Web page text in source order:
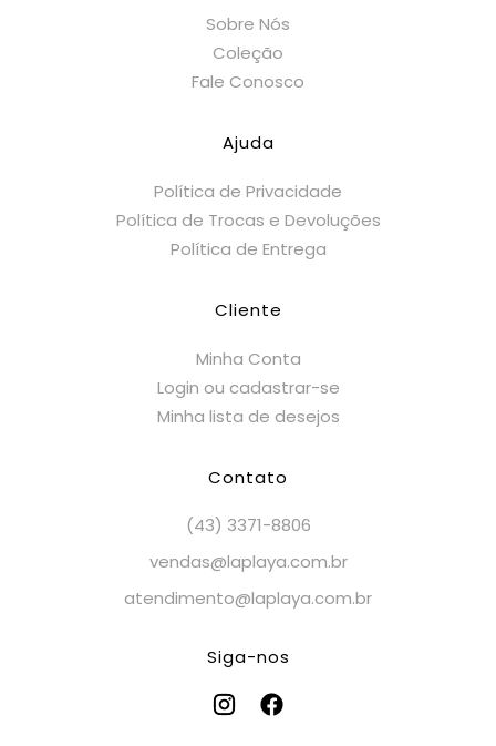
Sobre Nós
Coleção
Fale Conosco
Ajuda
Política de Privacidade
Política de Trocas e Devoluções
Política de Entrega
Cliente
Minha Conta
Login ou cadastrar-se
Minha lista de desejos
Contato
(43) 3371-8806
vendas@laplaya.com.br
atendimento@laplaya.com.br
Siga-nos